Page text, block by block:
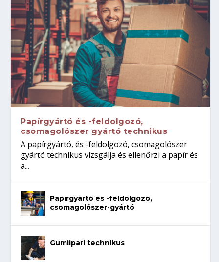
Papírgyártó és -feldolgozó,
csomagolószer gyártó technikus
A papírgyártó, és -feldolgozó, csomagolószer
gyártó technikus vizsgálja és ellenőrzi a papír és
a...
Papírgyártó és -feldolgozó,
csomagolószer-gyártó
Gumiipari technikus